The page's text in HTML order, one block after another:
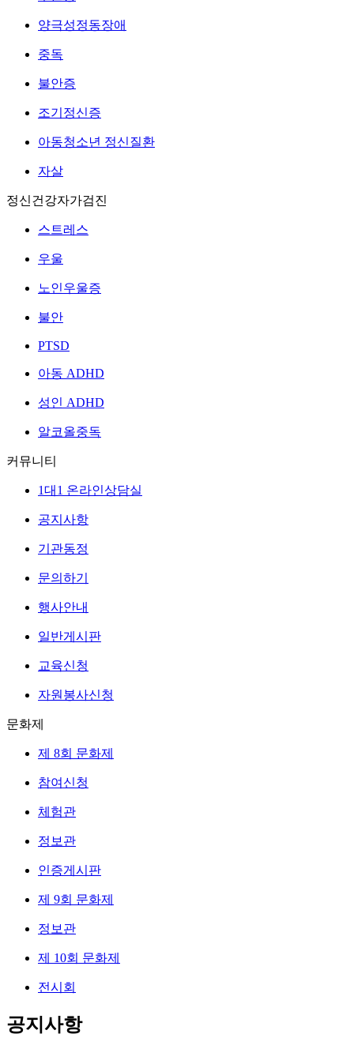
양극성정동장애
중독
불안증
조기정신증
아동청소년 정신질환
자살
정신건강자가검진
스트레스
우울
노인우울증
불안
PTSD
아동 ADHD
성인 ADHD
알코올중독
커뮤니티
1대1 온라인상담실
공지사항
기관동정
문의하기
행사안내
일반게시판
교육신청
자원봉사신청
문화제
제 8회 문화제
참여신청
체험관
정보관
인증게시판
제 9회 문화제
정보관
제 10회 문화제
전시회
공지사항